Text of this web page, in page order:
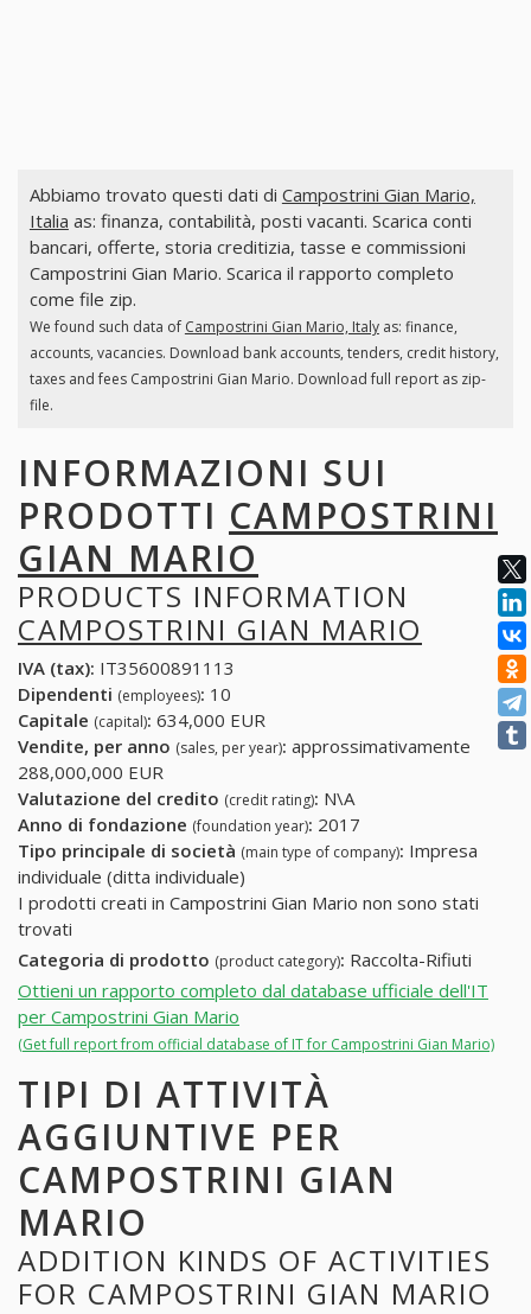
Abbiamo trovato questi dati di Campostrini Gian Mario,
Italia as: finanza, contabilità, posti vacanti. Scarica conti
bancari, offerte, storia creditizia, tasse e commissioni
Campostrini Gian Mario. Scarica il rapporto completo
come file zip.
We found such data of Campostrini Gian Mario, Italyas: finance,
accounts, vacancies. Download bank accounts, tenders, credit history,
taxes and fees Campostrini Gian Mario. Download full report as zip-
file.
INFORMAZIONI SUI
PRODOTTI CAMPOSTRINI
GIAN MARIO
PRODUCTS INFORMATION
CAMPOSTRINI GIAN MARIO
IVA (tax): IT35600891113
Dipendenti (employees): 10
Capitale (capital): 634,000 EUR
Vendite, per anno (sales, per year): approssimativamente
288,000,000 EUR
Valutazione del credito (credit rating): N\A
Anno di fondazione (foundation year): 2017
Tipo principale di società (main type of company): Impresa
individuale (ditta individuale)
I prodotti creati in Campostrini Gian Mario non sono stati
trovati
Categoria di prodotto (product category): Raccolta-Rifiuti
Ottieni un rapporto completo dal database ufficiale dell'IT
per Campostrini Gian Mario
(Get full report from official database of IT for Campostrini Gian Mario)
TIPI DI ATTIVITÀ
AGGIUNTIVE PER
CAMPOSTRINI GIAN
MARIO
ADDITION KINDS OF ACTIVITIES
FOR CAMPOSTRINI GIAN MARIO